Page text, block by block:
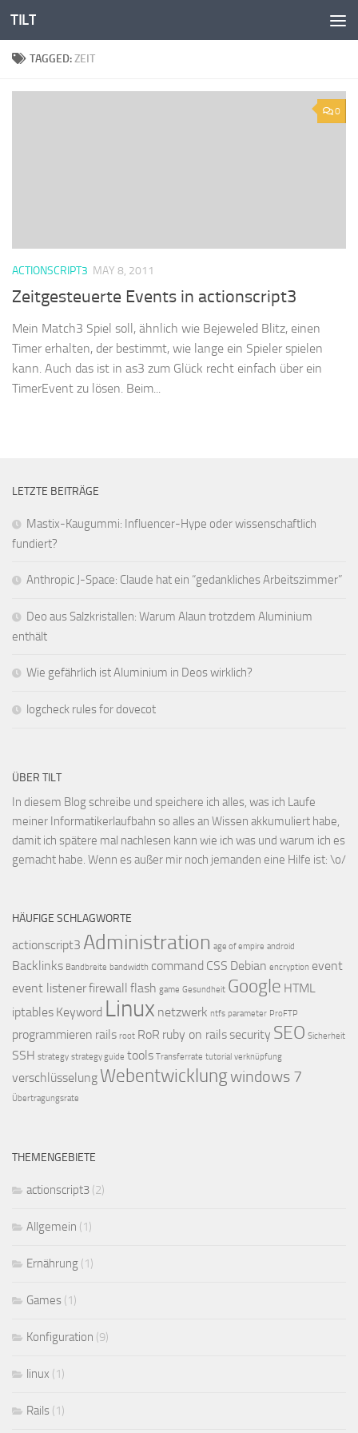
Skip to content
TILT
TAGGED:ZEIT
0
ACTIONSCRIPT3 MAY 8, 2011
Zeitgesteuerte Events in actionscript3
Mein Match3 Spiel soll, ähnlich wie Bejeweled Blitz, einen
Timer erhalten, der bestimmt, wie lange ein Spieler spielen
kann. Auch das ist in as3 zum Glück recht einfach über ein
TimerEvent zu lösen. Beim...
LETZTE BEITRÄGE
Mastix-Kaugummi: Influencer-Hype oder wissenschaftlich
fundiert?
Anthropic J-Space: Claude hat ein “gedankliches Arbeitszimmer”
Deo aus Salzkristallen: Warum Alaun trotzdem Aluminium
enthält
Wie gefährlich ist Aluminium in Deos wirklich?
logcheck rules for dovecot
ÜBER TILT
In diesem Blog schreibe und speichere ich alles, was ich Laufe
meiner Informatikerlaufbahn so alles an Wissen akkumuliert habe,
damit ich spätere mal nachlesen kann wie ich was und warum ich es
gemacht habe. Wenn es außer mir noch jemanden eine Hilfe ist: \o/
HÄUFIGE SCHLAGWORTE
actionscript3 Administration age of empire android
Backlinks Bandbreite bandwidth command CSS Debian encryption event
event listenerfirewall flash game Gesundheit Google HTML
iptables Keyword Linux netzwerk ntfs parameter ProFTP
programmieren rails root RoR ruby on railssecurity SEO Sicherheit
SSH strategy strategy guide tools Transferrate tutorial verknüpfung
verschlüsselung Webentwicklungwindows 7
Übertragungsrate
THEMENGEBIETE
actionscript3 (2)
Allgemein (1)
Ernährung (1)
Games (1)
Konfiguration (9)
linux (1)
Rails (1)